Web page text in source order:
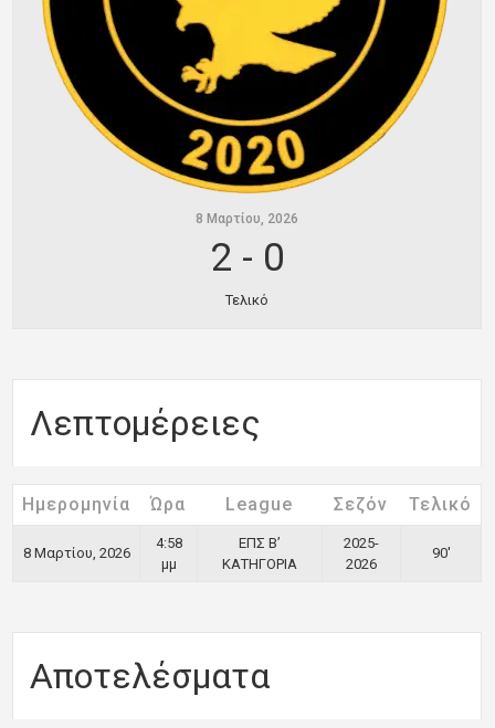
8 Μαρτίου, 2026
2 - 0
Τελικό
Λεπτομέρειες
Ημερομηνία Ώρα League Σεζόν Τελικό
8 Μαρτίου, 2026
4:58
μμ
ΕΠΣ Β’
ΚΑΤΗΓΟΡΙΑ
2025-
2026
90'
Αποτελέσματα